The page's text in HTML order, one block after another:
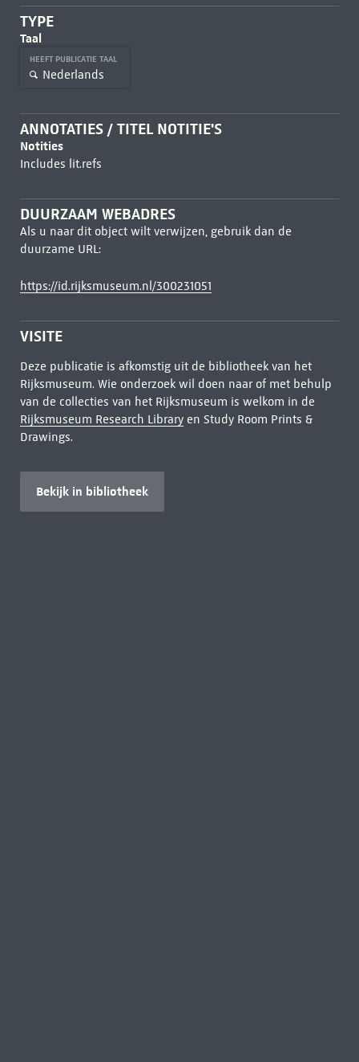
TYPE
Taal
HEEFT PUBLICATIE TAAL
Nederlands
ANNOTATIES / TITEL NOTITIE'S
Notities
Includes lit.refs
DUURZAAM WEBADRES
Als u naar dit object wilt verwijzen, gebruik dan de
duurzame URL:
https://id.rijksmuseum.nl/300231051
VISITE
Deze publicatie is afkomstig uit de bibliotheek van het
Rijksmuseum. Wie onderzoek wil doen naar of met behulp
van de collecties van het Rijksmuseum is welkom in de
Rijksmuseum Research Libraryen Study Room Prints &
Drawings.
Bekijk in bibliotheek